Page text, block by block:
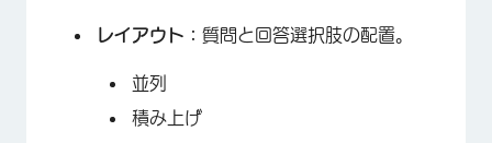
レイアウト： 質問と回答選択肢の配置。
並列
積み上げ